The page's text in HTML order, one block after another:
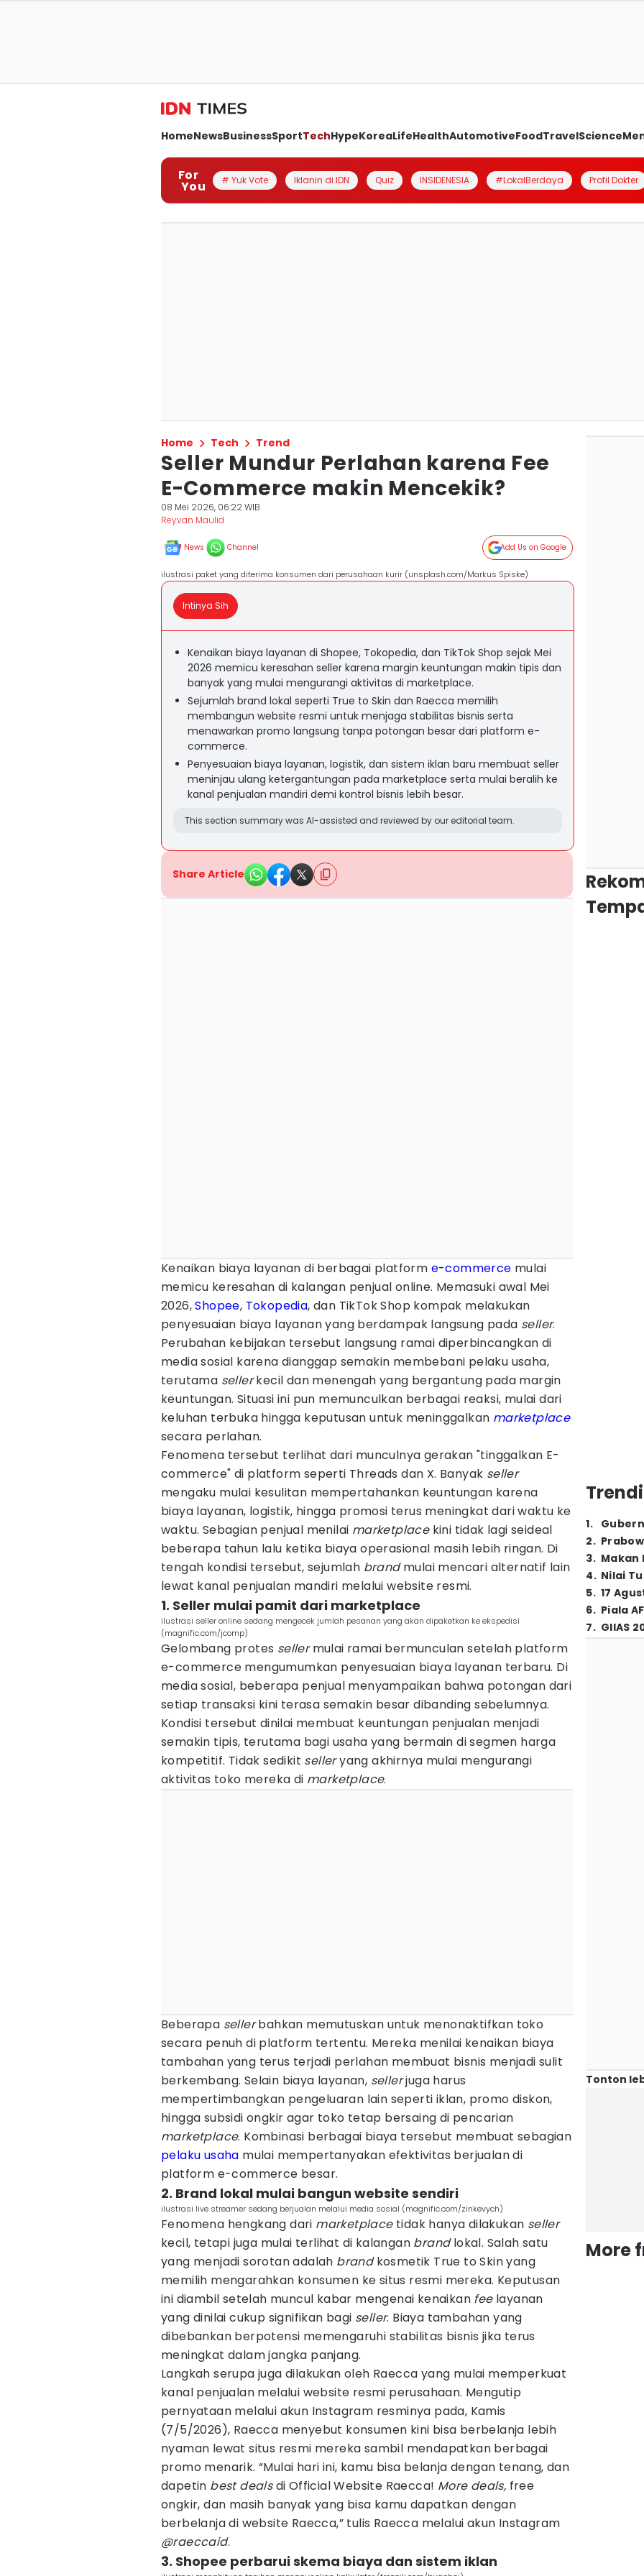
HomeNewsBusinessSportTechHypeKoreaLifeHealthAutomotiveFoodTravelScience
For
You # Yuk Vote Iklanin di IDN Quiz INSIDENESIA #LokalBerdaya Profil Dokter
Home Tech Trend
Seller Mundur Perlahan karena Fee
E-Commerce makin Mencekik?
08 Mei 2026, 06:22 WIB
Reyvan Maulid
News Channel Add Us on Google
ilustrasi paket yang diterima konsumen dari perusahaan kurir (unsplash.com/Markus Spiske)
Intinya Sih
Kenaikan biaya layanan di Shopee, Tokopedia, dan TikTok Shop sejak Mei
2026 memicu keresahan seller karena margin keuntungan makin tipis dan
banyak yang mulai mengurangi aktivitas di marketplace.
Sejumlah brand lokal seperti True to Skin dan Raecca memilih
membangun website resmi untuk menjaga stabilitas bisnis serta
menawarkan promo langsung tanpa potongan besar dari platform e-
commerce.
Penyesuaian biaya layanan, logistik, dan sistem iklan baru membuat seller
meninjau ulang ketergantungan pada marketplace serta mulai beralih ke
kanal penjualan mandiri demi kontrol bisnis lebih besar.
This section summary was AI-assisted and reviewed by our editorial team.
Share Article
Kenaikan biaya layanan di berbagai platform e-commerce mulai
memicu keresahan di kalangan penjual online. Memasuki awal Mei
2026,Shopee, Tokopedia, dan TikTok Shop kompak melakukan
penyesuaian biaya layanan yang berdampak langsung pada seller.
Perubahan kebijakan tersebut langsung ramai diperbincangkan di
media sosial karena dianggap semakin membebani pelaku usaha,
terutama sellerkecil dan menengah yang bergantung pada margin
keuntungan. Situasi ini pun memunculkan berbagai reaksi, mulai dari
keluhan terbuka hingga keputusan untuk meninggalkan marketplace
secara perlahan.
Fenomena tersebut terlihat dari munculnya gerakan "tinggalkan E-
commerce" di platform seperti Threads dan X. Banyak seller
mengaku mulai kesulitan mempertahankan keuntungan karena
biaya layanan, logistik, hingga promosi terus meningkat dari waktu ke
waktu. Sebagian penjual menilai marketplace kini tidak lagi seideal
beberapa tahun lalu ketika biaya operasional masih lebih ringan. Di
tengah kondisi tersebut, sejumlah brandmulai mencari alternatif lain
lewat kanal penjualan mandiri melalui website resmi.
1. Seller mulai pamit dari marketplace
ilustrasi seller online sedang mengecek jumlah pesanan yang akan dipaketkan ke ekspedisi
(magnific.com/jcomp)
Gelombang protes sellermulai ramai bermunculan setelah platform
e-commerce mengumumkan penyesuaian biaya layanan terbaru. Di
media sosial, beberapa penjual menyampaikan bahwa potongan dari
setiap transaksi kini terasa semakin besar dibanding sebelumnya.
Kondisi tersebut dinilai membuat keuntungan penjualan menjadi
semakin tipis, terutama bagi usaha yang bermain di segmen harga
kompetitif. Tidak sedikit selleryang akhirnya mulai mengurangi
aktivitas toko mereka di marketplace.
Beberapa sellerbahkan memutuskan untuk menonaktifkan toko
secara penuh di platform tertentu. Mereka menilai kenaikan biaya
tambahan yang terus terjadi perlahan membuat bisnis menjadi sulit
berkembang. Selain biaya layanan, sellerjuga harus
mempertimbangkan pengeluaran lain seperti iklan, promo diskon,
hingga subsidi ongkir agar toko tetap bersaing di pencarian
marketplace. Kombinasi berbagai biaya tersebut membuat sebagian
pelaku usaha mulai mempertanyakan efektivitas berjualan di
platform e-commerce besar.
2. Brand lokal mulai bangun website sendiri
ilustrasi live streamer sedang berjualan melalui media sosial (magnific.com/zinkevych)
Fenomena hengkang dari marketplace tidak hanya dilakukan seller
kecil, tetapi juga mulai terlihat di kalangan brandlokal. Salah satu
yang menjadi sorotan adalah brandkosmetik True to Skin yang
memilih mengarahkan konsumen ke situs resmi mereka. Keputusan
ini diambil setelah muncul kabar mengenai kenaikan fee layanan
yang dinilai cukup signifikan bagi seller. Biaya tambahan yang
dibebankan berpotensi memengaruhi stabilitas bisnis jika terus
meningkat dalam jangka panjang.
Langkah serupa juga dilakukan oleh Raecca yang mulai memperkuat
kanal penjualan melalui website resmi perusahaan. Mengutip
pernyataan melalui akun Instagram resminya pada, Kamis
(7/5/2026), Raecca menyebut konsumen kini bisa berbelanja lebih
nyaman lewat situs resmi mereka sambil mendapatkan berbagai
promo menarik. “Mulai hari ini, kamu bisa belanja dengan tenang, dan
dapetin best dealsdi Official Website Raecca! More deals, free
ongkir, dan masih banyak yang bisa kamu dapatkan dengan
berbelanja di website Raecca,” tulis Raecca melalui akun Instagram
@raeccaid.
3. Shopee perbarui skema biaya dan sistem iklan
1.
2.
3. Makan
4. Nilai
5. 17
6. Piala
7. GIIAS
Tonton
More